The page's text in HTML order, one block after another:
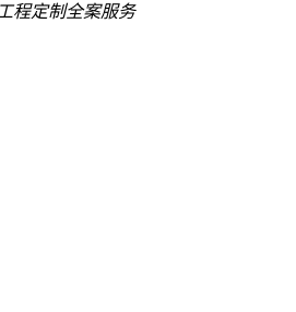
程定制全案服务